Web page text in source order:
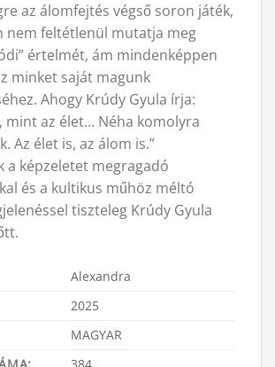
az álomfejtés végső soron játék,
nem feltétlenül mutatja meg
értelmét, ám mindenképpen
minket saját magunk
Ahogy Krúdy Gyula írja:
mint az élet… Néha komolyra
Az élet is, az álom is.”
a képzeletet megragadó
és a kultikus műhöz méltó
tiszteleg Krúdy Gyula
Alexandra
2025
MAGYAR